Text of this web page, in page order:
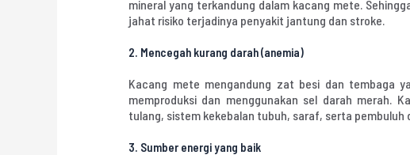
mineral yang terkandung dalam kacang mete.
jahat risiko terjadinya penyakit jantung dan stroke.
2. Mencegah kurang darah (anemia)
Kacang mete mengandung zat besi dan tembaga
memproduksi dan menggunakan sel darah merah.
tulang, sistem kekebalan tubuh, saraf, serta pembuluh
3. Sumber energi yang baik